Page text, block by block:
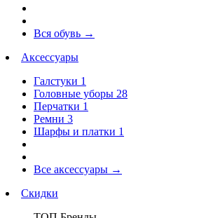
Вся обувь →
Аксессуары
Галстуки 1
Головные уборы 28
Перчатки 1
Ремни 3
Шарфы и платки 1
Все аксессуары →
Скидки